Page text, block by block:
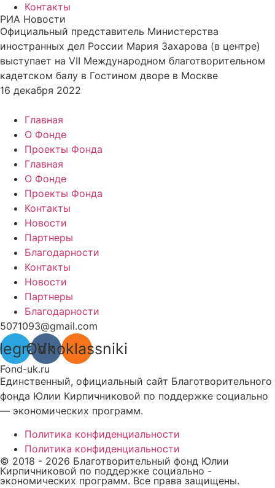
Контакты
РИА Новости
Официальный представитель Министерства
иностранных дел России Мария Захарова (в центре)
выступает на VII Международном благотворительном
кадетском балу в Гостином дворе в Москве
16 декабря 2022
Главная
О Фонде
Проекты Фонда
Главная
О Фонде
Проекты Фонда
Контакты
Новости
Партнеры
Благодарности
Контакты
Новости
Партнеры
Благодарности
5071093@gmail.com
Vk
Odnoklassniki
Fond-uk.ru
Единственный, официальный сайт Благотворительного
фонда Юлии Кирпичниковой по поддержке социально
— экономических программ.
Политика конфиденциальности
Политика конфиденциальности
© 2018 - 2026 Благотворительный фонд Юлии
Кирпичниковой по поддержке социально -
экономических программ. Все права защищены.